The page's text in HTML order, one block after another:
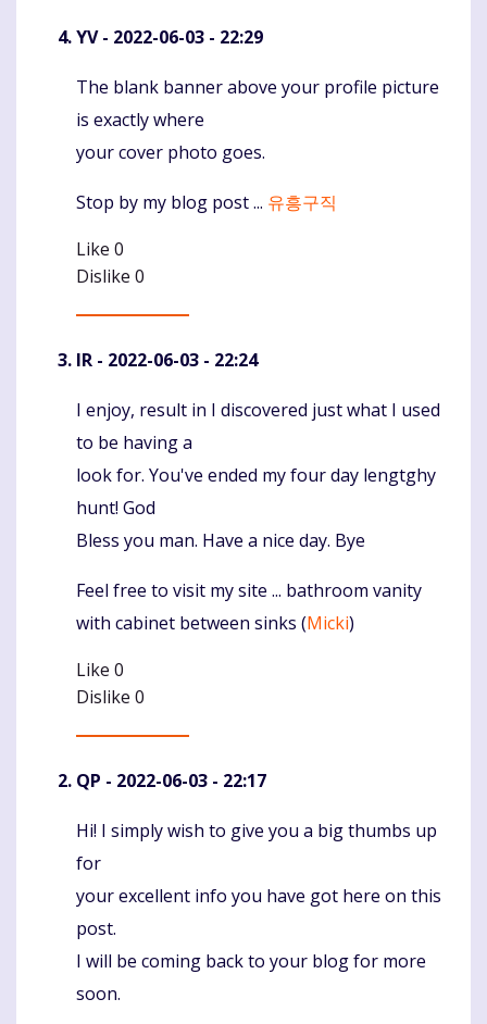
YV- 2022-06-03 - 22:29
Komentaras
The blank banner above your profile picture
is exactly where
your cover photo goes.
Stop by my blog post ... 유흥구직
Like 0
Dislike 0
IR - 2022-06-03 - 22:24
Komentaras
I enjoy, result in I discovered just what I used
to be having a
look for. You've ended my four day lengtghy
hunt! God
Bless you man. Have a nice day. Bye
Feel free to visit my site ... bathroom vanity
with cabinet between sinks (Micki)
Like 0
Dislike 0
QP - 2022-06-03 - 22:17
Komentaras
Hi! I simply wish to give you a big thumbs up
for
your excellent info you have got here on this
post.
I will be coming back to your blog for more
soon.